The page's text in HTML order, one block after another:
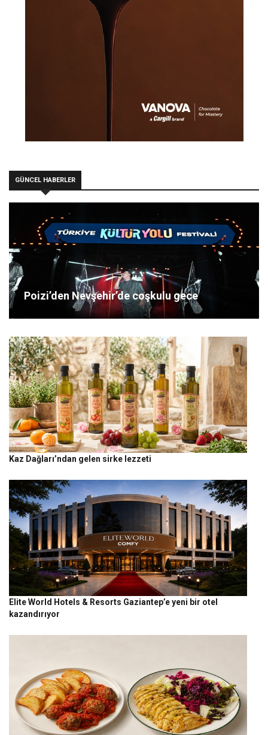
GÜNCEL HABERLER
Poizi’den Nevşehir’de coşkulu gece
Kaz Dağları’ndan gelen sirke lezzeti
Elite World Hotels & Resorts Gaziantep’e yeni bir otel
kazandırıyor